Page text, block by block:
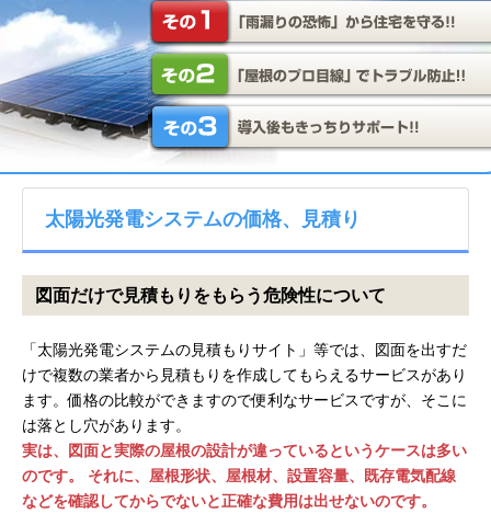
太陽光発電システムの価格、見積り
図面だけで見積もりをもらう危険性について
「太陽光発電システムの見積もりサイト」等では、図面を出すだ
けで複数の業者から見積もりを作成してもらえるサービスがあり
ます。価格の比較ができますので便利なサービスですが、そこに
は落とし穴があります。
実は、図面と実際の屋根の設計が違っているというケースは多い
のです。 それに、屋根形状、屋根材、設置容量、既存電気配線
などを確認してからでないと正確な費用は出せないのです。